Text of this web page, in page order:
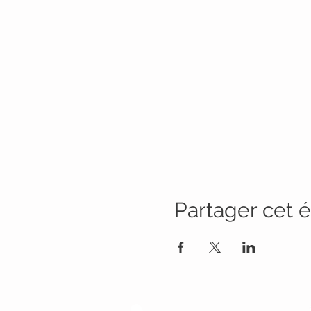
Partager cet